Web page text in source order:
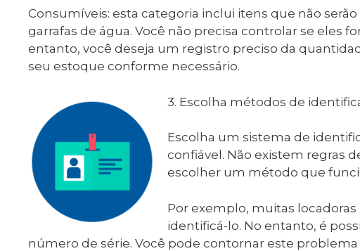
Consumíveis: esta categoria inclui itens que não
garrafas de água. Você não precisa controlar se eles
entanto, você deseja um registro preciso da
seu estoque conforme necessário.
3. Escolha métodos de
Escolha um sistema de
confiável. Não existem regras
escolher um método que
Por exemplo, muitas
identificá-lo. No entanto, é
número de série. Você pode contornar este